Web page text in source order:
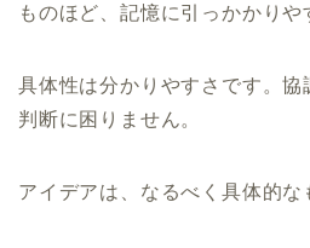
ものほど、記憶に引っかかりや
具体性は分かりやすさです。協
判断に困りません。
アイデアは、なるべく具体的な